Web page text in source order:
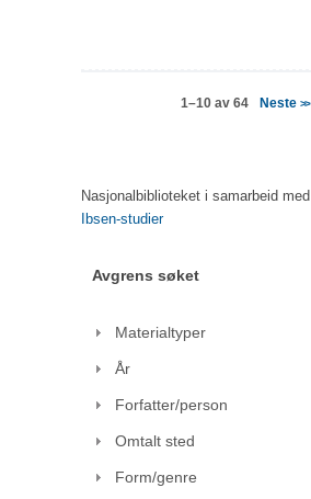
1–10 av 64 Neste>>
Nasjonalbiblioteket i samarbeid med
Ibsen-studier
Avgrens søket
Materialtyper
År
Forfatter/person
Omtalt sted
Form/genre